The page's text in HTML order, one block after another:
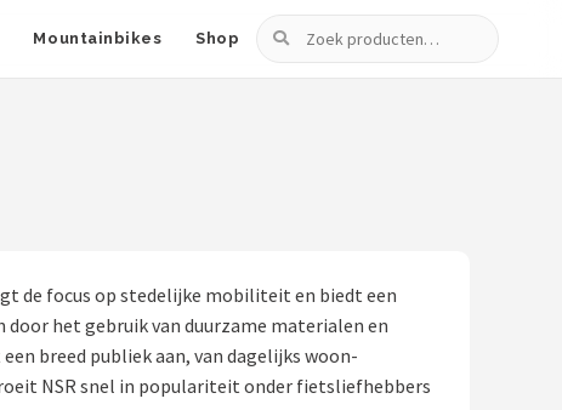
Mountainbikes Shop
Zoeken
de focus op stedelijke mobiliteit en biedt een
het gebruik van duurzame materialen en
breed publiek aan, van dagelijks woon-
NSR snel in populariteit onder fietsliefhebbers